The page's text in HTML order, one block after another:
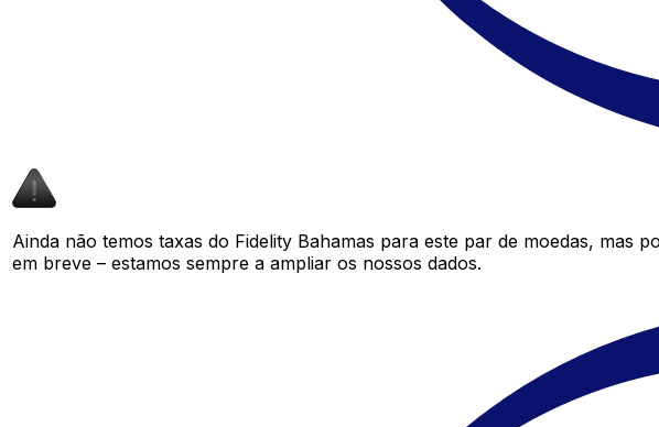
Ainda não temos taxas do Fidelity Bahamas para este par de moedas, mas
em breve – estamos sempre a ampliar os nossos dados.